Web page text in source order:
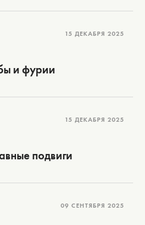
15 ДЕКАБРЯ 2025
и фурии
15 ДЕКАБРЯ 2025
подвиги
09 СЕНТЯБРЯ 2025